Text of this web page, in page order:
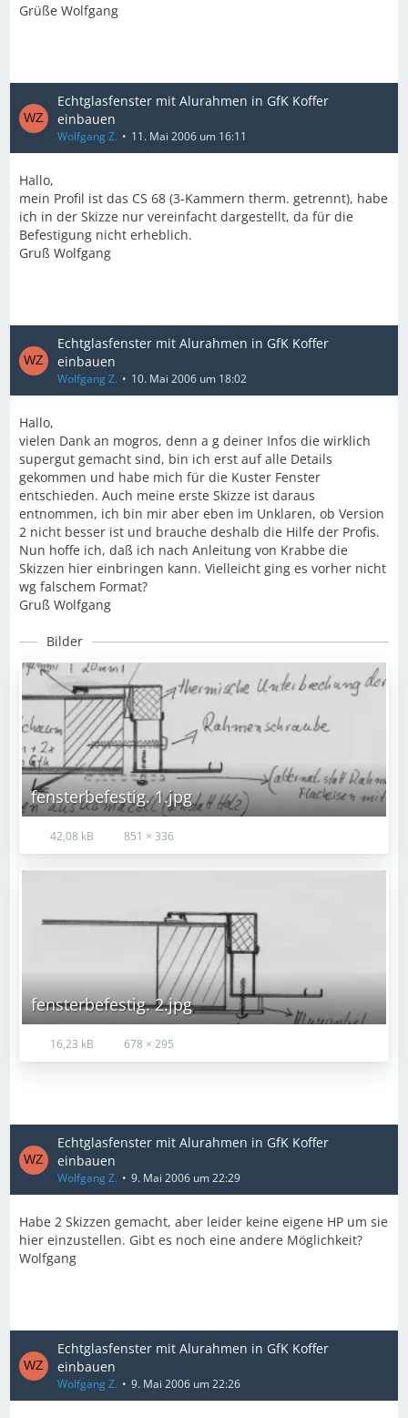
Grüße Wolfgang
Echtglasfenster mit Alurahmen in GfK Koffer
einbauen
Wolfgang Z. 11. Mai 2006 um 16:11
Hallo,
mein Profil ist das CS 68 (3-Kammern therm. getrennt), habe
ich in der Skizze nur vereinfacht dargestellt, da für die
Befestigung nicht erheblich.
Gruß Wolfgang
Echtglasfenster mit Alurahmen in GfK Koffer
einbauen
Wolfgang Z. 10. Mai 2006 um 18:02
Hallo,
vielen Dank an mogros, denn a g deiner Infos die wirklich
supergut gemacht sind, bin ich erst auf alle Details
gekommen und habe mich für die Kuster Fenster
entschieden. Auch meine erste Skizze ist daraus
entnommen, ich bin mir aber eben im Unklaren, ob Version
2 nicht besser ist und brauche deshalb die Hilfe der Profis.
Nun hoffe ich, daß ich nach Anleitung von Krabbe die
Skizzen hier einbringen kann. Vielleicht ging es vorher nicht
wg falschem Format?
Gruß Wolfgang
Bilder
fensterbefestig. 1.jpg
42,08 kB 851 × 336
fensterbefestig. 2.jpg
16,23 kB 678 × 295
Echtglasfenster mit Alurahmen in GfK Koffer
einbauen
Wolfgang Z. 9. Mai 2006 um 22:29
Habe 2 Skizzen gemacht, aber leider keine eigene HP um sie
hier einzustellen. Gibt es noch eine andere Möglichkeit?
Wolfgang
Echtglasfenster mit Alurahmen in GfK Koffer
einbauen
Wolfgang Z. 9. Mai 2006 um 22:26